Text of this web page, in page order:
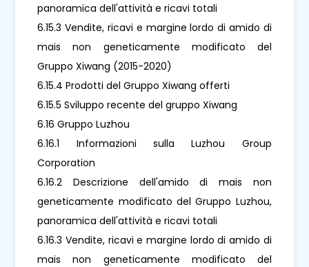
panoramica dell'attività e ricavi totali
6.15.3 Vendite, ricavi e margine lordo di amido di
mais non geneticamente modificato del
Gruppo Xiwang (2015-2020)
6.15.4 Prodotti del Gruppo Xiwang offerti
6.15.5 Sviluppo recente del gruppo Xiwang
6.16 Gruppo Luzhou
6.16.1 Informazioni sulla Luzhou Group
Corporation
6.16.2 Descrizione dell'amido di mais non
geneticamente modificato del Gruppo Luzhou,
panoramica dell'attività e ricavi totali
6.16.3 Vendite, ricavi e margine lordo di amido di
mais non geneticamente modificato del